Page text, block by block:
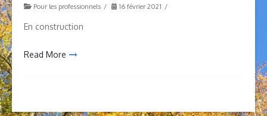
Pour les professionnels 16 février 2021
En construction
Read More